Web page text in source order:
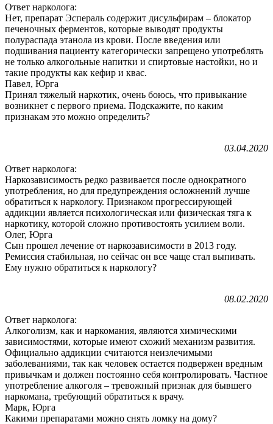
Ответ нарколога:
Нет, препарат Эспераль содержит дисульфирам – блокатор
печеночных ферментов, которые выводят продукты
полураспада этанола из крови. После введения или
подшивания пациенту категорически запрещено употреблять
не только алкогольные напитки и спиртовые настойки, но и
такие продукты как кефир и квас.
Павел, Юрга
Принял тяжелый наркотик, очень боюсь, что привыкание
возникнет с первого приема. Подскажите, по каким
признакам это можно определить?
03.04.2020
Ответ нарколога:
Наркозависимость редко развивается после однократного
употребления, но для предупреждения осложнений лучше
обратиться к наркологу. Признаком прогрессирующей
аддикции является психологическая или физическая тяга к
наркотику, которой сложно противостоять усилием воли.
Олег, Юрга
Сын прошел лечение от наркозависимости в 2013 году.
Ремиссия стабильная, но сейчас он все чаще стал выпивать.
Ему нужно обратиться к наркологу?
08.02.2020
Ответ нарколога:
Алкоголизм, как и наркомания, являются химическими
зависимостями, которые имеют схожий механизм развития.
Официально аддикции считаются неизлечимыми
заболеваниями, так как человек остается подвержен вредным
привычкам и должен постоянно себя контролировать. Частное
употребление алкоголя – тревожный признак для бывшего
наркомана, требующий обратиться к врачу.
Марк, Юрга
Какими препаратами можно снять ломку на дому?